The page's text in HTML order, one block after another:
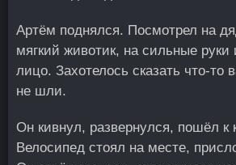
Артём поднялся. Посмотрел на
мягкий животик, на сильные руки
лицо. Захотелось сказать что-то
не шли.
Он кивнул, развернулся, пошёл к
Велосипед стоял на месте,